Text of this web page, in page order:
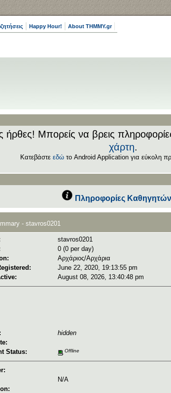
Happy Hour! About THMMY.gr
Μπορείς να βρεις
χάρτη.
Κατεβάστε εδώ το Android Application για εύκολη
Πληροφορίες Καθηγητών
- stavros0201
stavros0201
0 (0 per day)
Αρχάριος/Αρχάρια
June 22, 2020, 19:13:55 pm
August 08, 2026, 13:40:48 pm
hidden
Status:
Offline
N/A